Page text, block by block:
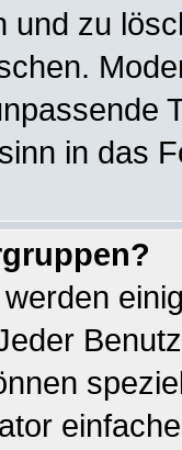
und zu
in das